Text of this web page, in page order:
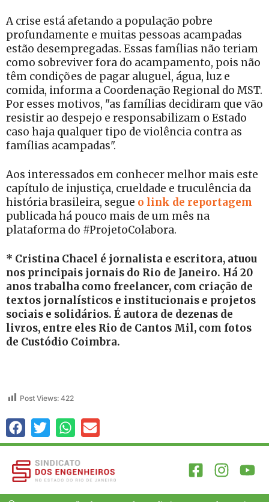
A crise está afetando a população pobre
profundamente e muitas pessoas acampadas
estão desempregadas. Essas famílias não teriam
como sobreviver fora do acampamento, pois não
têm condições de pagar aluguel, água, luz e
comida, informa a Coordenação Regional do MST.
Por esses motivos, "as famílias decidiram que vão
resistir ao despejo e responsabilizam o Estado
caso haja qualquer tipo de violência contra as
famílias acampadas".
Aos interessados em conhecer melhor mais este
capítulo de injustiça, crueldade e truculência da
história brasileira, segue o link de reportagem
publicada há pouco mais de um mês na
plataforma do #ProjetoColabora.
* Cristina Chacel é jornalista e escritora, atuou
nos principais jornais do Rio de Janeiro. Há 20
anos trabalha como freelancer, com criação de
textos jornalísticos e institucionais e projetos
sociais e solidários. É autora de dezenas de
livros, entre eles Rio de Cantos Mil, com fotos
de Custódio Coimbra.
Post Views: 422